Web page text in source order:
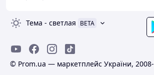
Тема - светлая BETA
© Prom.ua — маркетплейс України,